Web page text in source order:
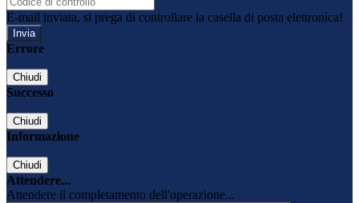
E-mail inviata, si prega di controllare la casella di posta elettronica!
Errore
Chiudi
Successo
Chiudi
Informazione
Chiudi
Attendere...
Attendere il completamento dell'operazione...